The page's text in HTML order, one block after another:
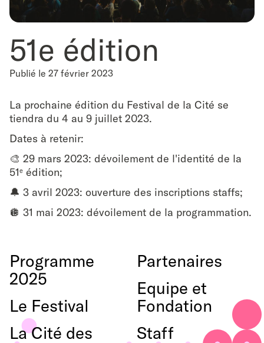
51e édition
Publié le 27 février 2023
La prochaine édition du Festival de la Cité se
tiendra du 4 au 9 juillet 2023.
Dates à retenir:
🎨 29 mars 2023: dévoilement de l'identité de la
51e édition;
🔔 3 avril 2023: ouverture des inscriptions staffs;
🪩 31 mai 2023: dévoilement de la programmation.
Programme
2025
Le Festival
La Cité des
Partenaires
Equipe et
Fondation
Staff